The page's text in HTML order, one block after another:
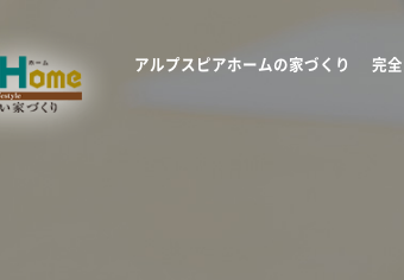
アルプスピアホームの家づくり 完